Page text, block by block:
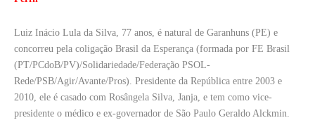
Luiz Inácio Lula da Silva, 77 anos, é natural de Garanhuns (PE) e
concorreu pela coligação Brasil da Esperança (formada por FE Brasil
(PT/PCdoB/PV)/Solidariedade/Federação PSOL-
Rede/PSB/Agir/Avante/Pros). Presidente da República entre 2003 e
2010, ele é casado com Rosângela Silva, Janja, e tem como vice-
presidente o médico e ex-governador de São Paulo Geraldo Alckmin.